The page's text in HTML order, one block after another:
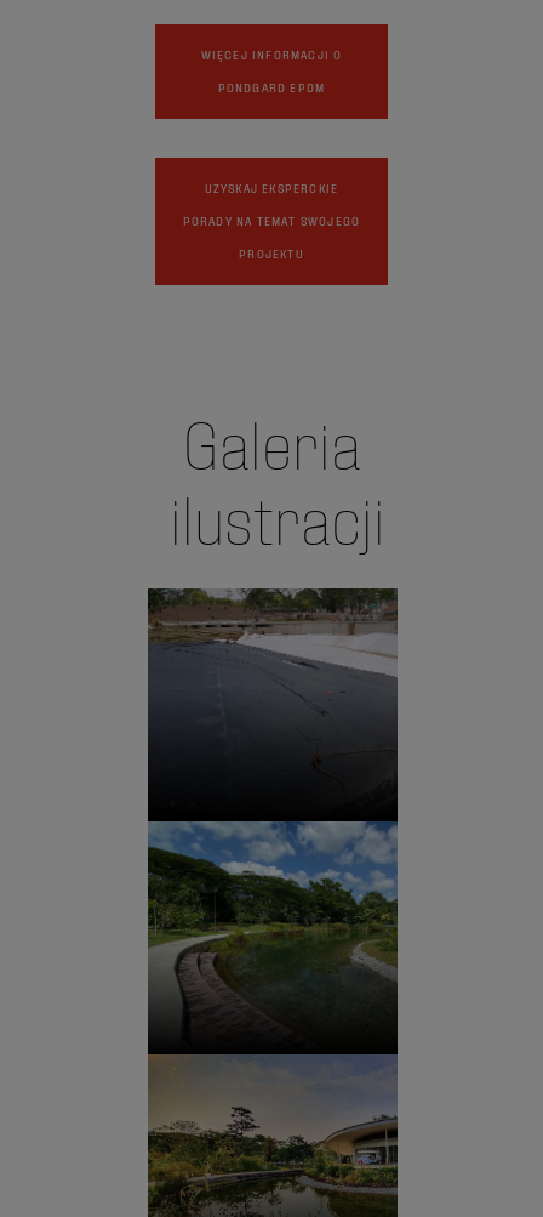
WIĘCEJ INFORMACJI O
PONDGARD EPDM
UZYSKAJ EKSPERCKIE
PORADY NA TEMAT SWOJEGO
PROJEKTU
Galeria
ilustracji